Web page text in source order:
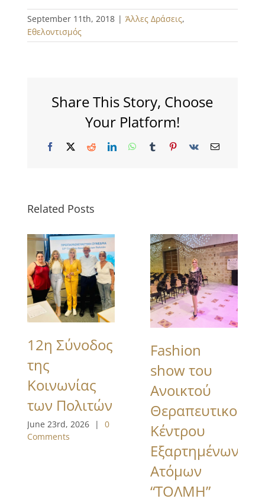
September 11th, 2018 | Άλλες Δράσεις,
Εθελοντισμός
Share This Story, Choose
Your Platform!
Facebook
X RedditLinkedInWhatsApp
TumblrPinterest
Vk Email
Related Posts
12η Σύνοδος
της
Κοινωνίας
των Πολιτών
June 23rd, 2026 |
0
Comments
Fashion
show του
Ανοικτού
Θεραπευτικού
Κέντρου
Εξαρτημένων
Ατόμων
“ΤΟΛΜΗ”